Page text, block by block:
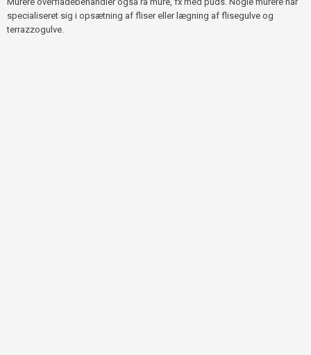
specialiseret sig i opsætning af fliser eller lægning af flisegulve og
terrazzogulve.